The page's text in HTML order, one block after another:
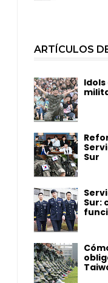
ARTÍCULOS
Idols
Sur
Sur: